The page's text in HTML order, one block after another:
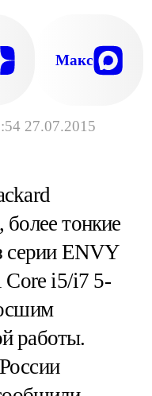
27.07.2015
Макс
более тонкие
серии ENVY
Core i5/i7 5-
работы.